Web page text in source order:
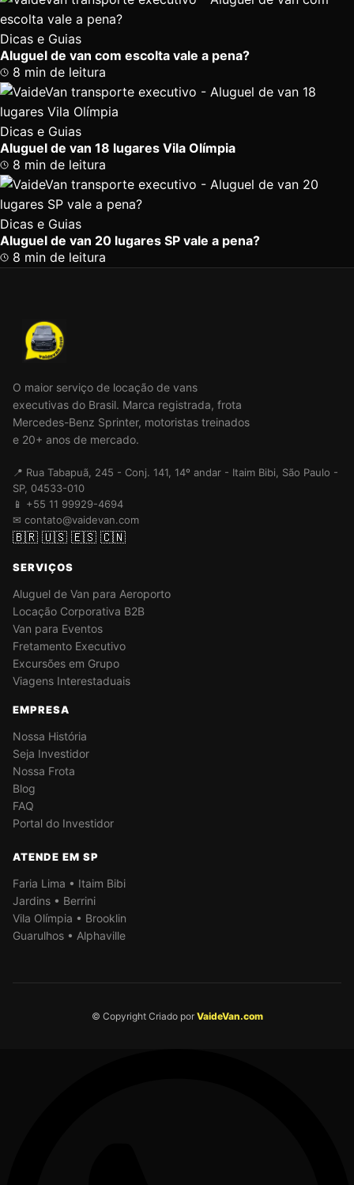
Dicas e Guias
Aluguel de van com escolta vale a pena?
8 min de leitura
Dicas e Guias
Aluguel de van 18 lugares Vila Olímpia
8 min de leitura
Dicas e Guias
Aluguel de van 20 lugares SP vale a pena?
8 min de leitura
O maior serviço de locação de vans
executivas do Brasil. Marca registrada, frota
Mercedes-Benz Sprinter, motoristas treinados
e 20+ anos de mercado.
📍 Rua Tabapuã, 245 - Conj. 141, 14º andar - Itaim Bibi, São Paulo -
SP, 04533-010
📱 +55 11 99929-4694
✉ contato@vaidevan.com
🇧🇷 🇺🇸 🇪🇸 🇨🇳
SERVIÇOS
Aluguel de Van para Aeroporto
Locação Corporativa B2B
Van para Eventos
Fretamento Executivo
Excursões em Grupo
Viagens Interestaduais
EMPRESA
Nossa História
Seja Investidor
Nossa Frota
Blog
FAQ
Portal do Investidor
ATENDE EM SP
Faria Lima • Itaim Bibi
Jardins • Berrini
Vila Olímpia • Brooklin
Guarulhos • Alphaville
© Copyright Criado por VaideVan.com